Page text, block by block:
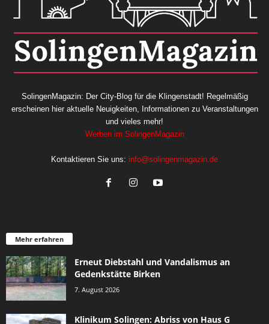
SolingenMagazin: Der City-Blog für die Klingenstadt! Regelmäßig
erscheinen hier aktuelle Neuigkeiten, Informationen zu Veranstaltungen
und vieles mehr!
Werben im SolingenMagazin
Kontaktieren Sie uns: info@solingenmagazin.de
Mehr erfahren
Erneut Diebstahl und Vandalismus an
Gedenkstätte Birken
7. August 2026
Klinikum Solingen: Abriss von Haus G